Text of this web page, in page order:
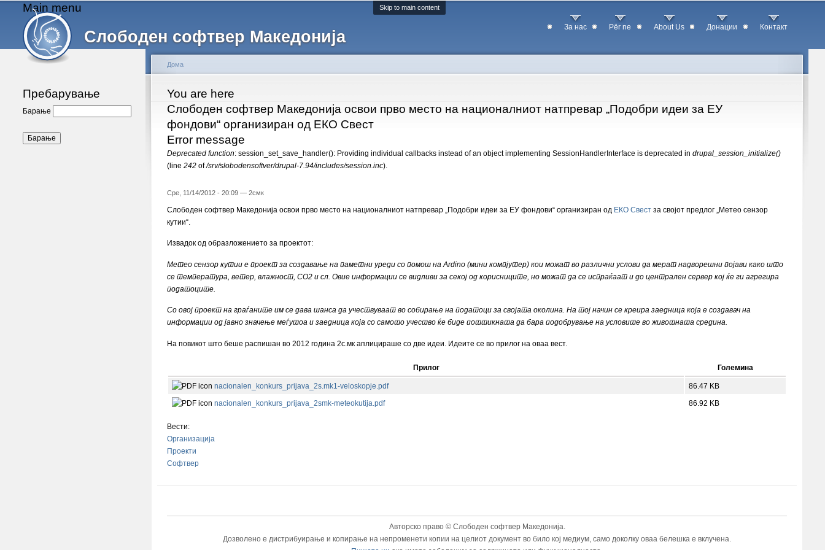
Skip to main content
Слободен софтвер Македонија
Main menu
За нас Për ne About Us Донации Контакт
Пребарување
Барање
You are here
Дома
Слободен софтвер Македонија освои прво место на националниот натпревар „Подобри идеи за ЕУ
фондови“ организиран од ЕКО Свест
Error message
Deprecated function: session_set_save_handler(): Providing individual callbacks instead of an object implementing SessionHandlerInterface is deprecated in drupal_session_initialize()
(line 242 of/srv/slobodensoftver/drupal-7.94/includes/session.inc).
Сре, 11/14/2012 - 20:09 — 2смк
Слободен софтвер Македонија освои прво место на националниот натпревар „Подобри идеи за ЕУ фондови“ организиран од ЕКО Свест за својот предлог „Метео сензор
кутии“.
Извадок од образложението за проектот:
Метео сензор кутии е проект за создавање на паметни уреди со помош на Аrdino (мини компјутер) кои можат во различни услови да мерат надворешни појави како што
се температура, ветер, влажност, CO2 и сл. Овие информации се видливи за секој од корисниците, но можат да се испраќаат и до централен сервер кој ќе ги агрегира
податоците.
Со овој проект на граѓаните им се дава шанса да учествуваат во собирање на податоци за својата околина. На тој начин се креира заедница која е создавач на
информации од јавно значење меѓутоа и заедница која со самото учество ќе биде поттикната да бара подобрување на условите во животната средина.
На повикот што беше распишан во 2012 година 2с.мк аплицираше со две идеи. Идеите се во прилог на оваа вест.
Прилог Големина
nacionalen_konkurs_prijava_2s.mk1-veloskopje.pdf
86.47 KB
nacionalen_konkurs_prijava_2smk-meteokutija.pdf
86.92 KB
Вести:
Организација
Проекти
Софтвер
Авторско право © Слободен софтвер Македонија.
Дозволено е дистрибуирање и копирање на непроменети копии на целиот документ во било кој медиум, само доколку оваа белешка е вклучена.